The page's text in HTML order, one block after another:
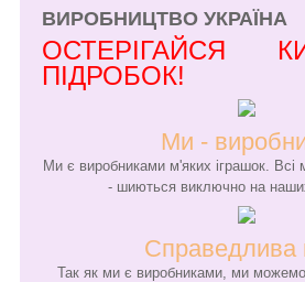
ВИРОБНИЦТВО УКРАЇНА
ОСТЕРІГАЙСЯ
ПІДРОБОК!
Ми -
Ми є виробниками м'яких іграшок. Всі
- шиються виключно на
Справедлива
Так як ми є виробниками, ми